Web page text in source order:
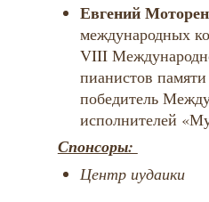
Евгений
международных
VIII
пианистов
победитель
исполнителей
Спонсоры:
Центр иудаики